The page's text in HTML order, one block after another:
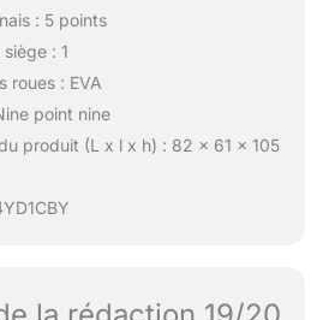
d'absorption des
En minimisant
efficacement les
secousses et les
: 5 points
: 1
roues : EVA
point nine
produit (L x l x h) : 82 x 61 x 105